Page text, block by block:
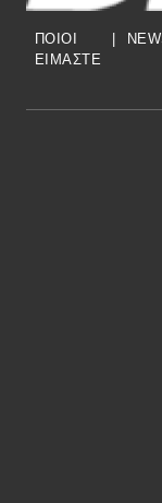
ΠΟΙΟΙ
ΕΙΜΑΣΤΕ
|